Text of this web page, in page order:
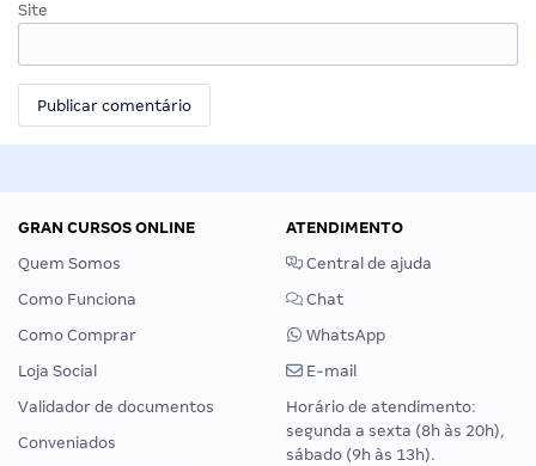
Site
GRAN CURSOS ONLINE
Quem Somos
Como Funciona
Como Comprar
Loja Social
Validador de documentos
Conveniados
ATENDIMENTO
Central de ajuda
Chat
WhatsApp
E-mail
Horário de atendimento:
segunda a sexta (8h às 20h),
sábado (9h às 13h).